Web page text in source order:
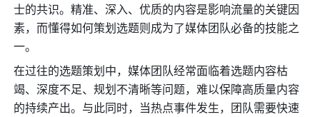
士的共识。精准、深入、优质的内容是影响流量的关键因
素，而懂得如何策划选题则成为了媒体团队必备的技能之
一。
在过往的选题策划中，媒体团队经常面临着选题内容枯
竭、深度不足、规划不清晰等问题，难以保障高质量内容
的持续产出。与此同时，当热点事件发生，团队需要快速